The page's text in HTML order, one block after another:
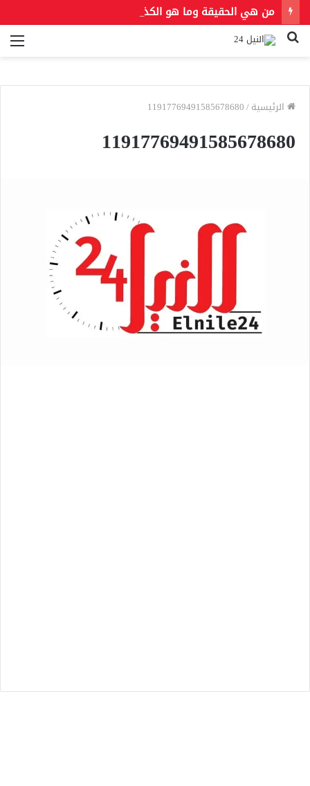
من هي الحقيقة وما هو الكذب
بحث
الرئيسية/
11917769491585678680
11917769491585678680